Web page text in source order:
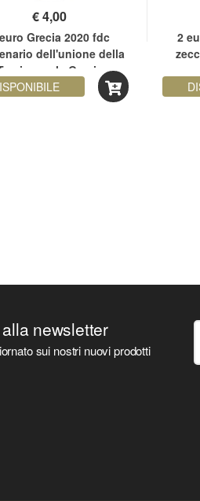
€4,00
Grecia 2020 fdc
dell'unione della
con la Grecia
2
newsletter
sui nostri nuovi prodotti